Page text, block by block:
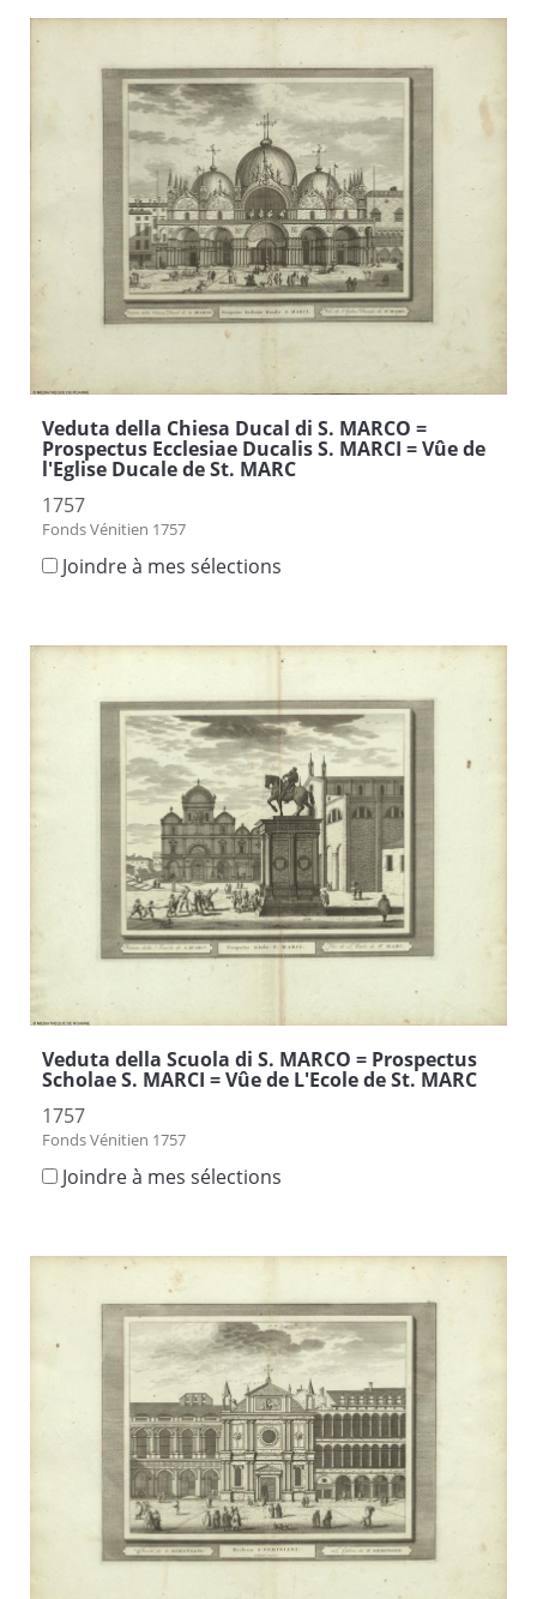
Veduta della Chiesa Ducal di S. MARCO =
Prospectus Ecclesiae Ducalis S. MARCI = Vûe de
l'Eglise Ducale de St. MARC
1757
Fonds Vénitien 1757
Joindre à mes sélections
Veduta della Scuola di S. MARCO = Prospectus
Scholae S. MARCI = Vûe de L'Ecole de St. MARC
1757
Fonds Vénitien 1757
Joindre à mes sélections